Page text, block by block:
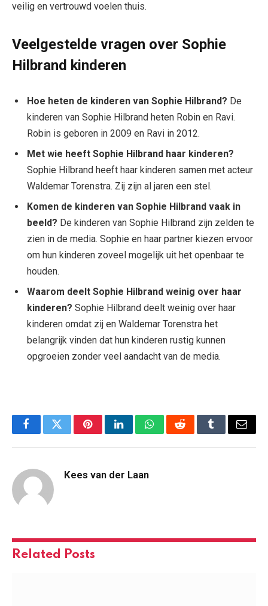
veilig en vertrouwd voelen thuis.
Veelgestelde vragen over Sophie
Hilbrand kinderen
Hoe heten de kinderen van Sophie Hilbrand? De
kinderen van Sophie Hilbrand heten Robin en Ravi.
Robin is geboren in 2009 en Ravi in 2012.
Met wie heeft Sophie Hilbrand haar kinderen?
Sophie Hilbrand heeft haar kinderen samen met acteur
Waldemar Torenstra. Zij zijn al jaren een stel.
Komen de kinderen van Sophie Hilbrand vaak in
beeld? De kinderen van Sophie Hilbrand zijn zelden te
zien in de media. Sophie en haar partner kiezen ervoor
om hun kinderen zoveel mogelijk uit het openbaar te
houden.
Waarom deelt Sophie Hilbrand weinig over haar
kinderen? Sophie Hilbrand deelt weinig over haar
kinderen omdat zij en Waldemar Torenstra het
belangrijk vinden dat hun kinderen rustig kunnen
opgroeien zonder veel aandacht van de media.
FacebookTwitterPinterestLinkedInWhatsAppRedditTumblrEmail
Kees van der Laan
Related Posts